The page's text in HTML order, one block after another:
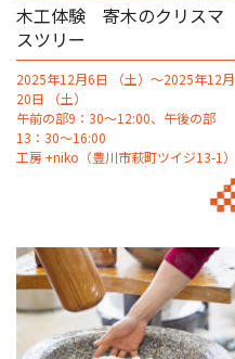
木工体験 寄木のクリスマ
スツリー
2025年12月6日 （土）～2025年12月
20日 （土）
午前の部9：30～12:00、午後の部
13：30～16:00
工房 +niko（豊川市萩町ツイジ13-1）